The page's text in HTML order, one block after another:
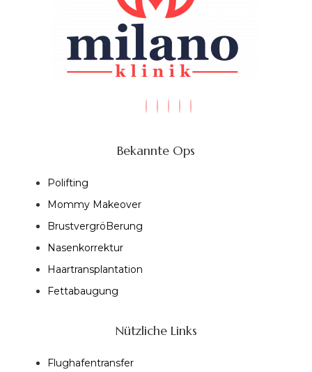
Bekannte Ops
Polifting
Mommy Makeover
BrustvergröBerung
Nasenkorrektur
Haartransplantation
Fettabaugung
Nützliche Links
Flughafentransfer